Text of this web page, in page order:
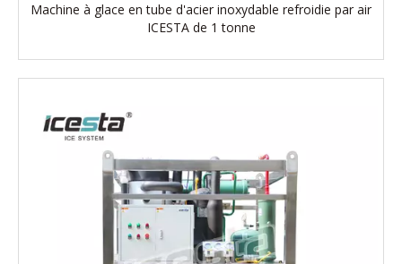
Machine à glace en tube d'acier inoxydable refroidie par air
ICESTA de 1 tonne